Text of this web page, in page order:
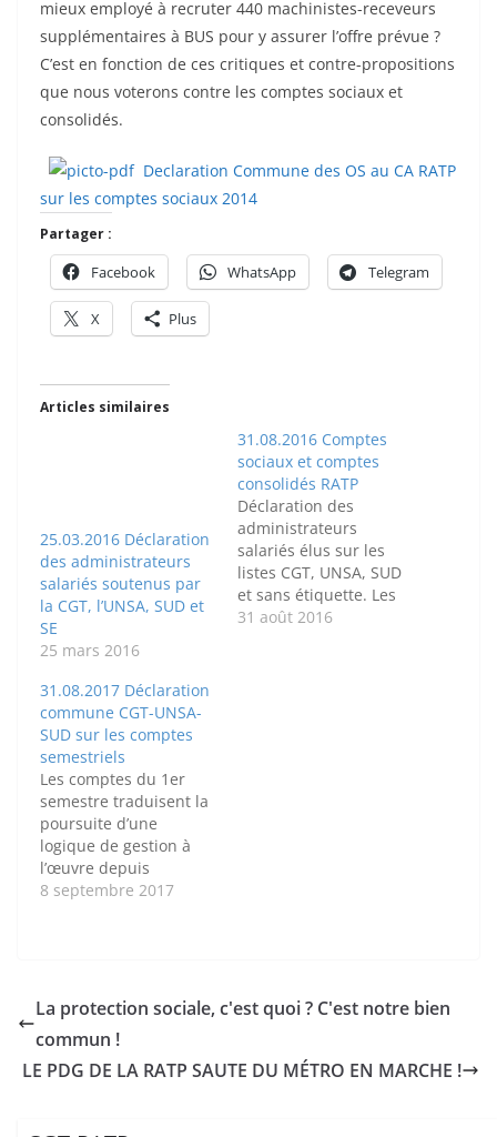
mieux employé à recruter 440 machinistes-receveurs
supplémentaires à BUS pour y assurer l’offre prévue ?
C’est en fonction de ces critiques et contre-propositions
que nous voterons contre les comptes sociaux et
consolidés.
Declaration Commune des OS au CA RATP
sur les comptes sociaux 2014
Partager :
Facebook WhatsApp Telegram
X Plus
Articles similaires
la CGT, l’UNSA, SUD et
SE
25 mars 2016
31.08.2016 Comptes
sociaux et comptes
consolidés RATP
Déclaration des
administrateurs
salariés élus sur les
listes CGT, UNSA, SUD
et sans étiquette. Les
résultats des comptes
31 août 2016
31.08.2017 Déclaration
commune CGT-UNSA-
SUD sur les comptes
semestriels
Les comptes du 1er
semestre traduisent la
poursuite d’une
logique de gestion à
l’œuvre depuis
désormais plusieurs
années : l’obsession
d’aller toujours plus
des objectifs du
budget. Ainsi, avec 130
à…
8 septembre 2017
commun !
LE PDG DE LA RATP SAUTE DU MÉTRO EN MARCHE !